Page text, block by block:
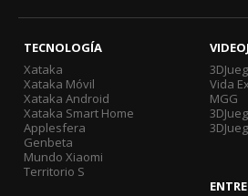
TECNOLOGÍA
Xataka
Xataka Móvil
Xataka Android
Xataka Smart Home
Applesfera
Genbeta
Mundo Xiaomi
Territorio S
Vida
MGG